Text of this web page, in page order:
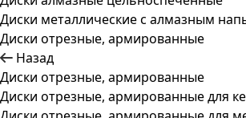
Диски металлические с алмазным
Диски отрезные, армированные
Назад
Диски отрезные, армированные
Диски отрезные, армированные для